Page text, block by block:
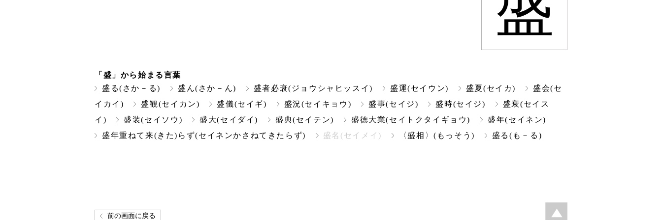
「盛」から始まる言葉
盛る(さか－る)
盛ん(さか－ん) 盛者必衰(ジョウシャヒッスイ) 盛運(セイウン) 盛夏(セイカ)
盛会(セ
イカイ)
盛観(セイカン) 盛儀(セイギ) 盛況(セイキョウ) 盛事(セイジ) 盛時(セイジ)
盛衰(セイス
イ)
盛装(セイソウ) 盛大(セイダイ) 盛典(セイテン) 盛徳大業(セイトクタイギョウ)
盛年(セイネン)
盛年重ねて来(きた)らず(セイネンかさねてきたらず)
盛名(セイメイ) 〈盛相〉(もっそう) 盛る(も－る)
前の画面に戻る